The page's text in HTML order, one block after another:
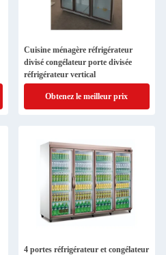
Cuisine ménagère réfrigérateur
divisé congélateur porte divisée
réfrigérateur vertical
Obtenez le meilleur prix
4 portes réfrigérateur et congélateur